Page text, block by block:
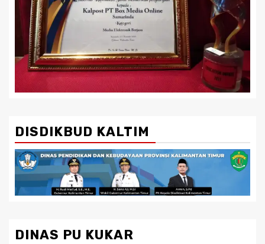
DISDIKBUD KALTIM
DINAS PU KUKAR